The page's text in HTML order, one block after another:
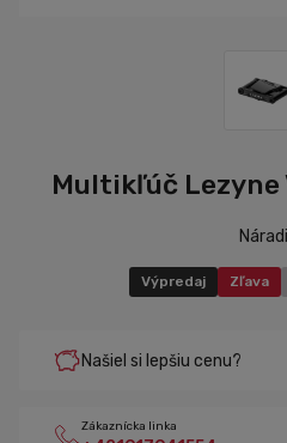
Multikľúč Lezyne
Výpredaj Zľava
Našiel si lepšiu cenu?
Zákaznícka linka